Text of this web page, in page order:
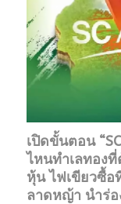
เปิดขั้นตอน
ไหนทำเลทอง
หุ้น ไฟเขียวซื้อ
ลาดหญ้า นำร่อ